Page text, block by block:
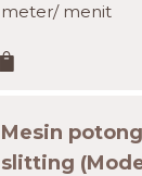
meter/ menit
Mesin
slitting